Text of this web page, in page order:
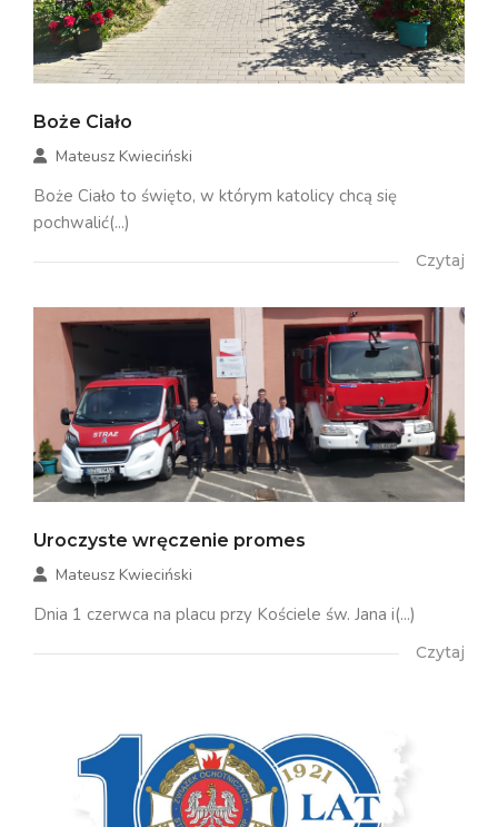
Boże Ciało
Mateusz Kwieciński
Boże Ciało to święto, w którym katolicy chcą się
pochwalić(...)
Czytaj
Uroczyste wręczenie promes
Mateusz Kwieciński
Dnia 1 czerwca na placu przy Kościele św. Jana i(...)
Czytaj